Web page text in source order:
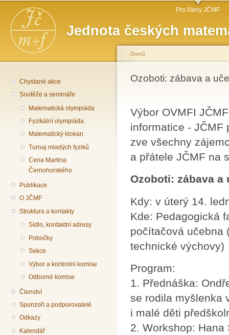
Jednota českých
Hlavní menu Pro členy JČMF
Chystané akce
Soutěže a semináře
Matematická olympiáda
Fyzikální olympiáda
Matematický klokan
Turnaj mladých fyziků
Cena Martina
Černohorského
Publikace
O JČMF
Struktura a kontakty
Sídlo, kontaktní adresy
Pobočky
Sekce
Výbor a kontrolní komise
Odborné komise
Členství
Sponzoři a podporovatelé
Odkazy
Kalendář
Jste zde
Domů
Ozoboti: zábava a
Výbor OVMFI
informatice - JČMF
zve všechny
a přátele JČMF na
Ozoboti: zábava a
Kdy: v úterý 14.
Kde: Pedagogická
počítačová učebna
technické výchovy)
Program:
1. Přednáška:
se rodila myšlenka
i malé děti
2. Workshop: